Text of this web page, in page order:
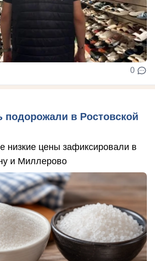
0
подорожали в Ростовской
низкие цены зафиксировали в
и Миллерово